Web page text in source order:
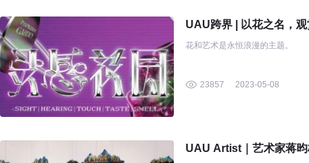
UAU跨界 | 以花之名，
花和艺术是永恒浪漫的主题。
23857 2023-05-08
UAU Artist｜艺术家蒋